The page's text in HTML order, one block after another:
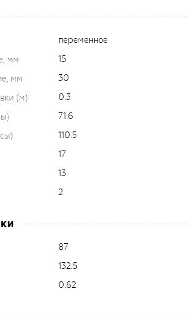
переменное
мм
15
мм
30
(м)
0.3
71.6
110.5
17
13
2
87
132.5
0.62